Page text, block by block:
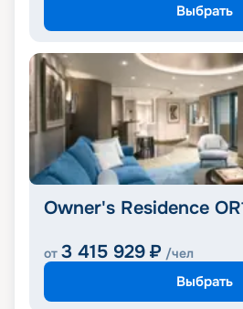
Выбрать
Owner's Residence
от 3 415 929 ₽ /чел
Выбрать